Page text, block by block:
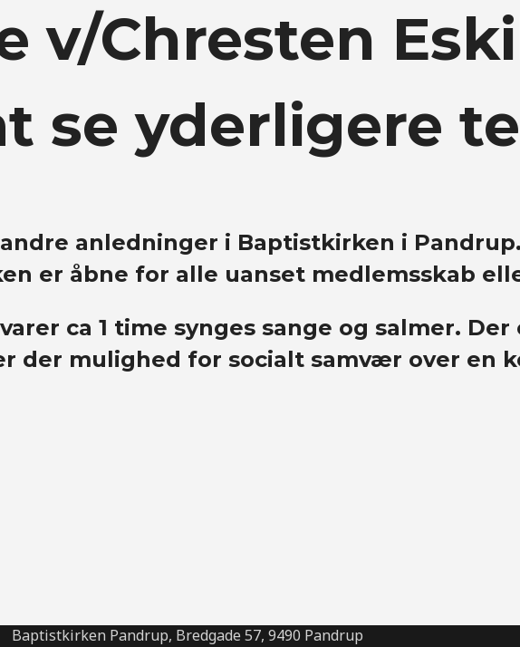
v/Chresten
se yderligere
anledninger i Baptistkirken i Pandrup.
er åbne for alle uanset medlemsskab
ca 1 time synges sange og salmer.
der mulighed for socialt samvær over en
Baptistkirken Pandrup, Bredgade 57, 9490 Pandrup